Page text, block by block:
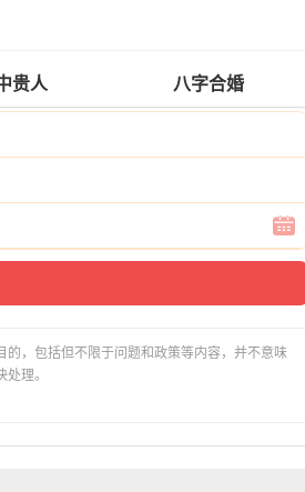
贵人 八字合婚
，包括但不限于问题和政策等内容，并不意味
理。